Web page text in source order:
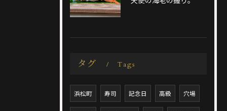
タグ Tags
浜松町 寿司 記念日 高級 穴場